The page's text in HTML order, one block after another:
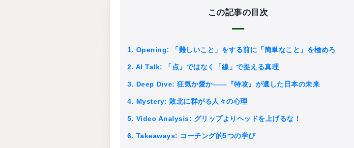
この記事の目次
1. Opening: 「難しいこと」をする前に「簡単なこと」を極めろ
2. AI Talk: 「点」ではなく「線」で捉える真理
3. Deep Dive: 狂気か愛か――『特攻』が遺した日本の未来
4. Mystery: 敗北に群がる人々の心理
5. Video Analysis: グリップよりヘッドを上げるな！
6. Takeaways: コーチング的5つの学び